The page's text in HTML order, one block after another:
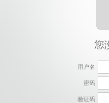
用户名
密码
验证码